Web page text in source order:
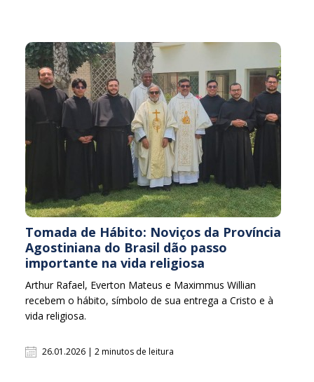
Tomada de Hábito: Noviços da Província
Agostiniana do Brasil dão passo
importante na vida religiosa
Arthur Rafael, Everton Mateus e Maximmus Willian
recebem o hábito, símbolo de sua entrega a Cristo e à
vida religiosa.
26.01.2026 | 2 minutos de leitura